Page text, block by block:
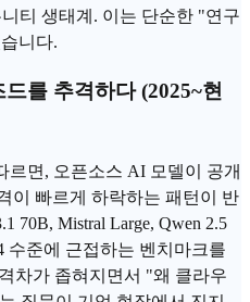
티 생태계. 이는 단순한 "연구
니다.
를 추격하다 (2025~현
르면, 오픈소스 AI 모델이 공개
이 빠르게 하락하는 패턴이 반
70B, Mistral Large, Qwen 2.5
수준에 근접하는 벤치마크를
차가 좁혀지면서 "왜 클라우